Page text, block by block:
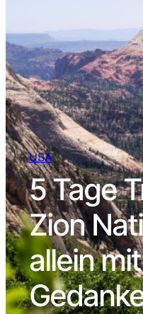
USA
5 Tage
Zion
allein